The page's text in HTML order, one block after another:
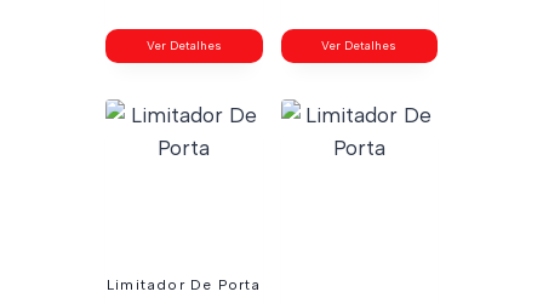
Ver Detalhes Ver Detalhes
Limitador De Porta